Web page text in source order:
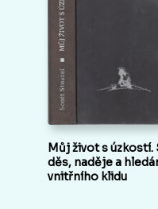
Můj život s úzkostí.
děs, naděje a
vnitřního klidu